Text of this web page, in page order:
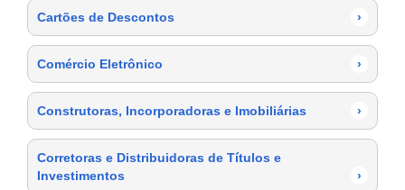
Cartões de Descontos ›
Comércio Eletrônico ›
Construtoras, Incorporadoras e Imobiliárias ›
Corretoras e Distribuidoras de Títulos e
Investimentos
›